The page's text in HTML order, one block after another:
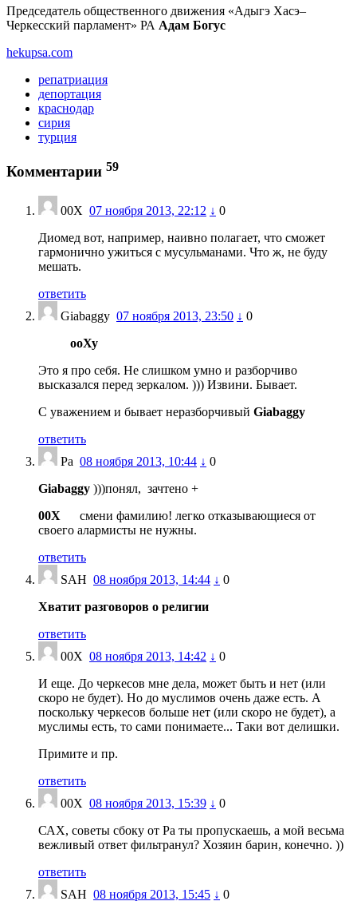
Председатель общественного движения «Адыгэ Хасэ–
Черкесский парламент» РА Адам Богус
hekupsa.com
репатриация
депортация
краснодар
сирия
турция
Комментарии 59
00X 07 ноября 2013, 22:12 ↓ 0
Диомед вот, например, наивно полагает, что сможет
гармонично ужиться с мусульманами. Что ж, не буду
мешать.
ответить
Giabaggy 07 ноября 2013, 23:50 ↓ 0
ооХу
Это я про себя. Не слишком умно и разборчиво
высказался перед зеркалом. ))) Извини. Бывает.
С уважением и бывает неразборчивый Giabaggy
ответить
Ра 08 ноября 2013, 10:44 ↓ 0
Giabaggy )))понял, зачтено +
00X
смени фамилию! легко отказывающиеся от
своего алармисты не нужны.
ответить
SAH 08 ноября 2013, 14:44 ↓ 0
Хватит разговоров о религии
ответить
00X 08 ноября 2013, 14:42 ↓ 0
И еще. До черкесов мне дела, может быть и нет (или
скоро не будет). Но до муслимов очень даже есть. А
поскольку черкесов больше нет (или скоро не будет), а
муслимы есть, то сами понимаете... Таки вот делишки.
Примите и пр.
ответить
00X 08 ноября 2013, 15:39 ↓ 0
САХ, советы сбоку от Ра ты пропускаешь, а мой весьма
вежливый ответ фильтранул? Хозяин барин, конечно. ))
ответить
SAH 08 ноября 2013, 15:45 ↓ 0